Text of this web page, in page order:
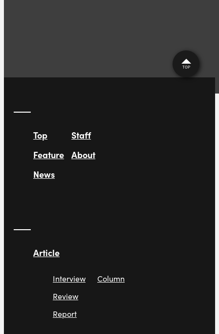
TOP
Top
Feature
News
Staff
About
Article
Interview
Review
Report
Column